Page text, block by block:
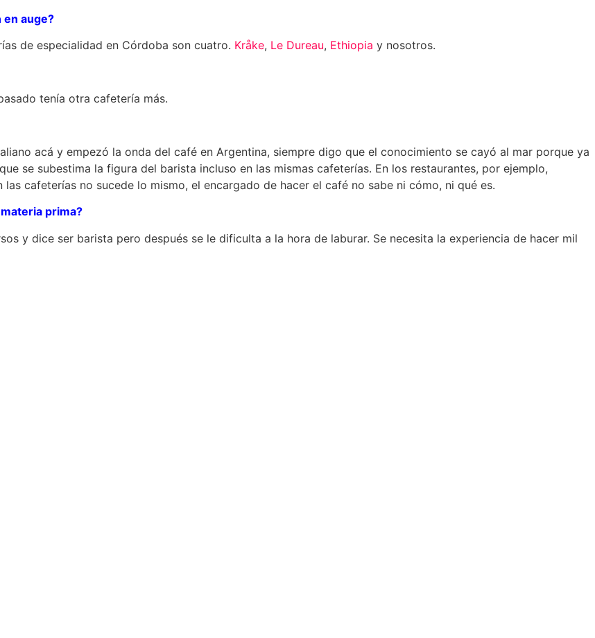
en auge?
de especialidad en Córdoba son cuatro. Kråke, Le Dureau, Ethiopia y nosotros.
tenía otra cafetería más.
acá y empezó la onda del café en Argentina, siempre digo que el conocimiento se cayó al mar porque ya
se subestima la figura del barista incluso en las mismas cafeterías. En los restaurantes, por ejemplo,
cafeterías no sucede lo mismo, el encargado de hacer el café no sabe ni cómo, ni qué es.
prima?
y dice ser barista pero después se le dificulta a la hora de laburar. Se necesita la experiencia de hacer mil